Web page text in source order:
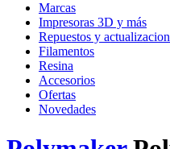
Marcas
Impresoras 3D y más
Repuestos y
Filamentos
Resina
Accesorios
Ofertas
Novedades